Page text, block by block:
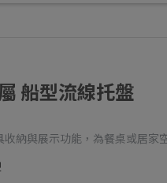
船型流線托盤
納與展示功能，為餐桌或居家